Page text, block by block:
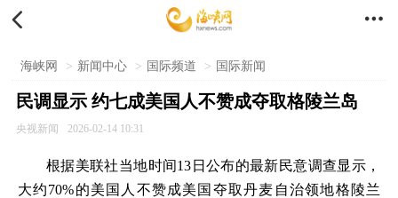
 
海峡网 > 新闻中心 > 国际频道 > 国际新闻
民调显示 约七成美国人不赞成夺取格陵兰岛
央视新闻 2026-02-14 10:31
根据美联社当地时间13日公布的最新民意调查显示，
大约70%的美国人不赞成美国夺取丹麦自治领地格陵兰